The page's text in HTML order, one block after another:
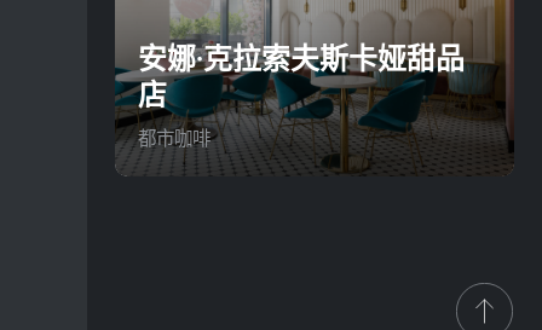
安娜·克拉索夫斯卡娅甜品
店
都市咖啡